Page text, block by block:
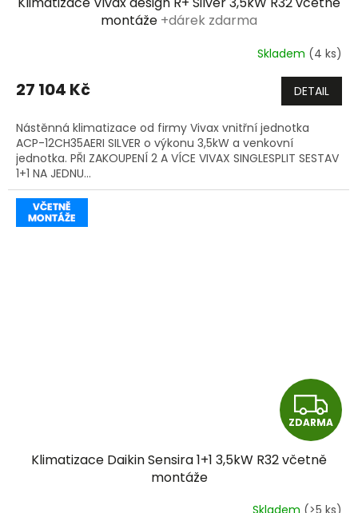
A
R
M
A
montáže +dárek zdarma
Skladem (4 ks)
27 104 Kč DETAIL
Nástěnná klimatizace od firmy Vivax vnitřní jednotka
ACP-12CH35AERI SILVER o výkonu 3,5kW a venkovní
jednotka. PŘI ZAKOUPENÍ 2 A VÍCE VIVAX SINGLESPLIT SESTAV
1+1 NA JEDNU...
Z
D
R
ZDARMA
Klimatizace Daikin Sensira 1+1 3,5kW R32 včetně
montáže